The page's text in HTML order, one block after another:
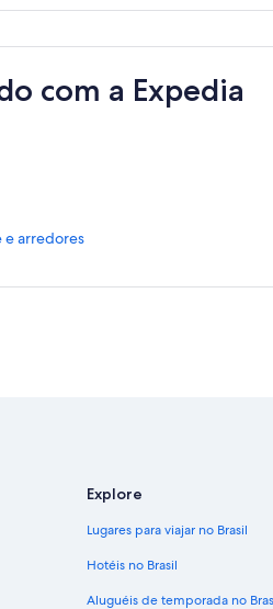
com a Expedia
e arredores
Explore
Lugares para viajar no Brasil
Hotéis no Brasil
Aluguéis de temporada no